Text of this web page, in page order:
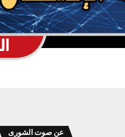
عن صوت الشورى